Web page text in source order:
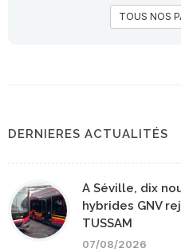
TOUS NOS
DERNIERES ACTUALITÉS
A Séville, dix
hybrides GNV
TUSSAM
07/08/2026